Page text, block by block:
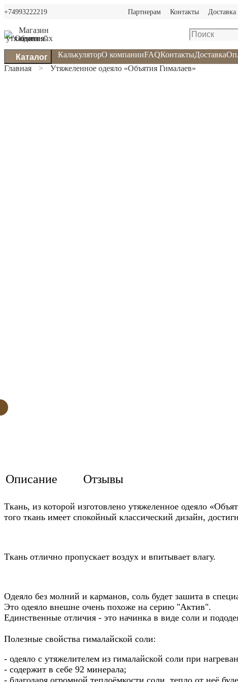
Партнерам Контакты Доставка
+74993222219
Каталог КалькуляторО компанииFAQКонтактыДоставка
Главная
Утяжеленное одеяло «Объятия Гималаев»
Описание Отзывы
Ткань, из которой изготовлено утяжеленное одеяло
того ткань имеет спокойный классический дизайн,
Ткань отлично пропускает воздух и впитывает влагу.
Одеяло без молний и карманов, соль будет зашита в
Это одеяло внешне очень похоже на серию "Актив".
Единственные отличия - это начинка в виде соли и
Полезные свойства гималайской соли:
- одеяло с утяжелителем из гималайской соли при
- содержит в себе 92 минерала;